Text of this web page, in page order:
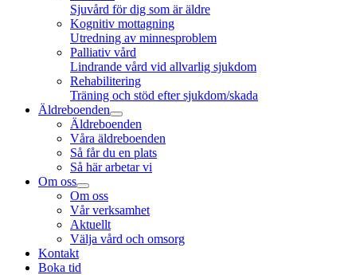
Sjuvård för dig som är äldre
Kognitiv mottagning
Utredning av minnesproblem
Palliativ vård
Lindrande vård vid allvarlig sjukdom
Rehabilitering
Träning och stöd efter sjukdom/skada
Äldreboenden
Äldreboenden
Våra äldreboenden
Så får du en plats
Så här arbetar vi
Om oss
Om oss
Vår verksamhet
Aktuellt
Välja vård och omsorg
Kontakt
Boka tid